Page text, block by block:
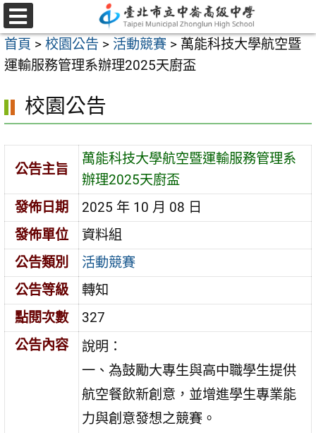
跳
至
主
要
容
選
單
首頁 > 校園公告 > 活動競賽 > 萬能科技大學航空暨
運輸服務管理系辦理2025天廚盃
校園公告
公告主旨
萬能科技大學航空暨運輸服務管理系
辦理2025天廚盃
發佈日期
2025 年 10 月 08 日
發佈單位
資料組
公告類別
活動競賽
公告等級
轉知
點閱次數
327
公告內容
說明：
一、為鼓勵大專生與高中職學生提供
航空餐飲新創意，並增進學生專業能
力與創意發想之競賽。